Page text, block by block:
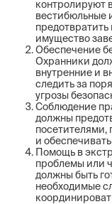
контролируют
вестибюльные
имущество
Обеспечение
Охранники
внутренние и
следить за
угрозы
Соблюдение
должны
посетителями,
и
Помощь в
проблемы или
должны быть
необходимые